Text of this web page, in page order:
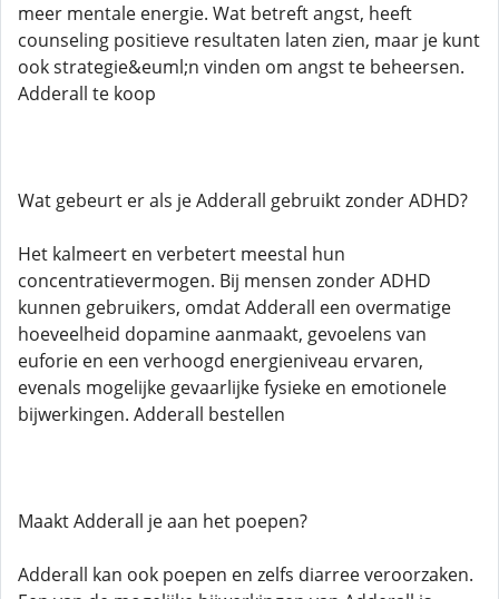
meer mentale energie. Wat betreft angst, heeft
counseling positieve resultaten laten zien, maar je kunt
ook strategie&euml;n vinden om angst te beheersen.
Adderall te koop
Wat gebeurt er als je Adderall gebruikt zonder ADHD?
Het kalmeert en verbetert meestal hun
concentratievermogen. Bij mensen zonder ADHD
kunnen gebruikers, omdat Adderall een overmatige
hoeveelheid dopamine aanmaakt, gevoelens van
euforie en een verhoogd energieniveau ervaren,
evenals mogelijke gevaarlijke fysieke en emotionele
bijwerkingen. Adderall bestellen
Maakt Adderall je aan het poepen?
Adderall kan ook poepen en zelfs diarree veroorzaken.